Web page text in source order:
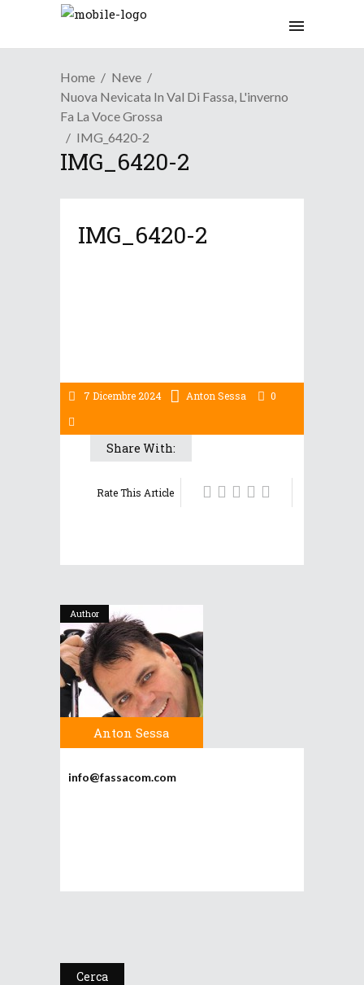
Home
Neve
Nuova Nevicata In Val Di Fassa, L'inverno
Fa La Voce Grossa
IMG_6420-2
IMG_6420-2
7 Dicembre 2024 Anton Sessa 0
IMG_6420-2
Share With:
Rate This Article
Author
Anton Sessa
info@fassacom.com
Cerca